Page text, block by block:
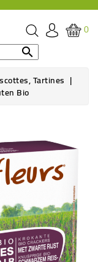
0

Tartines
Bio